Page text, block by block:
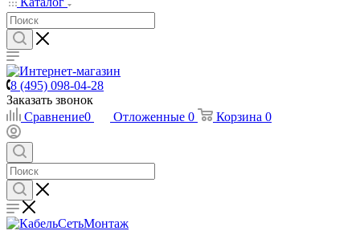
8 (495) 098-04-28
Заказать звонок
Сравнение0 Отложенные 0 Корзина 0